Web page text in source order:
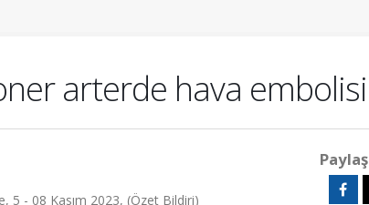
arterde hava embolisi
5 - 08 Kasım 2023, (Özet Bildiri)
Paylaş